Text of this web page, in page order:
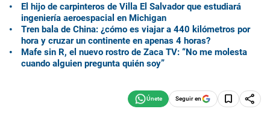
El hijo de carpinteros de Villa El Salvador que estudiará
ingeniería aeroespacial en Michigan
Tren bala de China: ¿cómo es viajar a 440 kilómetros por
hora y cruzar un continente en apenas 4 horas?
Mafe sin R, el nuevo rostro de Zaca TV: “No me molesta
cuando alguien pregunta quién soy”
Seguir en